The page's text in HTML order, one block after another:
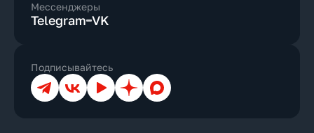
Мессенджеры
Telegram VK
Подписывайтесь
ТелеграмВКонтакте
YouTubeДзен Max